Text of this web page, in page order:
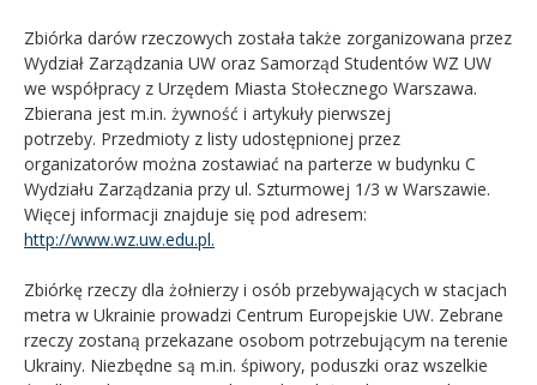
Zbiórka darów rzeczowych została także zorganizowana przez
Wydział Zarządzania UW oraz Samorząd Studentów WZ UW
we współpracy z Urzędem Miasta Stołecznego Warszawa.
Zbierana jest m.in. żywność i artykuły pierwszej
potrzeby. Przedmioty z listy udostępnionej przez
organizatorów można zostawiać na parterze w budynku C
Wydziału Zarządzania przy ul. Szturmowej 1/3 w Warszawie.
Więcej informacji znajduje się pod adresem:
http://www.wz.uw.edu.pl.
Zbiórkę rzeczy dla żołnierzy i osób przebywających w stacjach
metra w Ukrainie prowadzi Centrum Europejskie UW. Zebrane
rzeczy zostaną przekazane osobom potrzebującym na terenie
Ukrainy. Niezbędne są m.in. śpiwory, poduszki oraz wszelkie